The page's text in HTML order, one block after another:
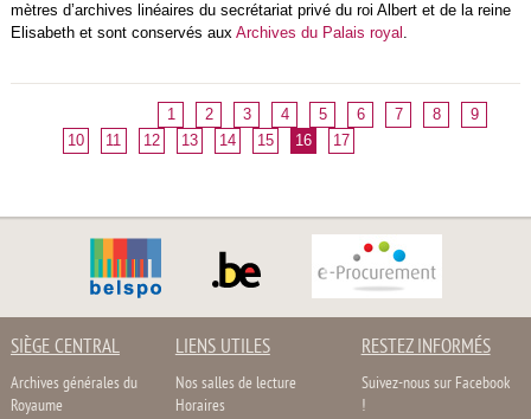
mètres d’archives linéaires du secrétariat privé du roi Albert et de la reine
Elisabeth et sont conservés aux Archives du Palais royal .
1 2 3 4 5 6 7 8
9
10
11 12 13 14 15 16 17
SIÈGE CENTRAL
Archives générales du
Royaume
LIENS UTILES
Nos salles de lecture
Horaires
RESTEZ INFORMÉS
Suivez-nous sur Facebook
!